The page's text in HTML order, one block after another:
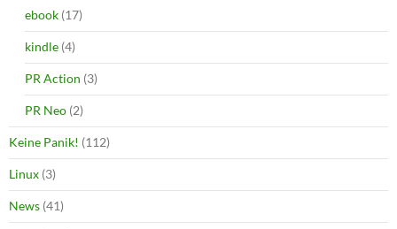
ebook (17)
kindle (4)
PR Action (3)
PR Neo (2)
Keine Panik! (112)
Linux (3)
News (41)